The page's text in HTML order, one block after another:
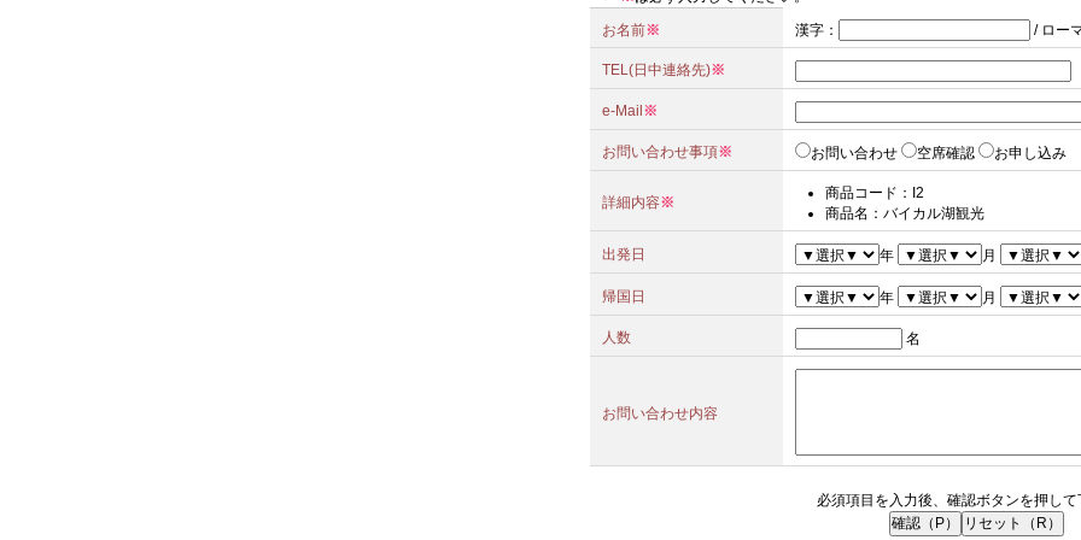
お名前※ 漢字 ： / ロー
TEL(日中連絡先)※
e-Mail ※
お問い合わせ事項※ お問い合わせ 空席確認 お申し込み
詳細内容※
商品コード：I2
商品名：バイカル湖観光
出発日 年 月
帰国日 年 月
人数 名
お問い合わせ内容
必須項目を入力後、確認ボタンを押して